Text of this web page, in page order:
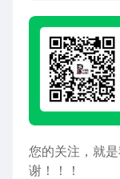
您的关注，就
谢！！！